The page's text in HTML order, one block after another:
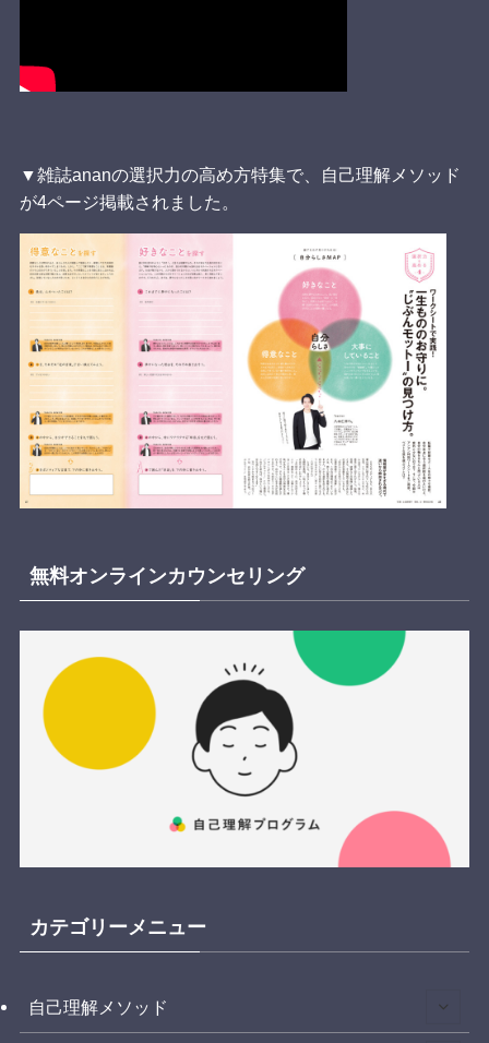
▼雑誌ananの選択力の高め方特集で、自己理解メソッド
が4ページ掲載されました。
無料オンラインカウンセリング
カテゴリーメニュー
自己理解メソッド